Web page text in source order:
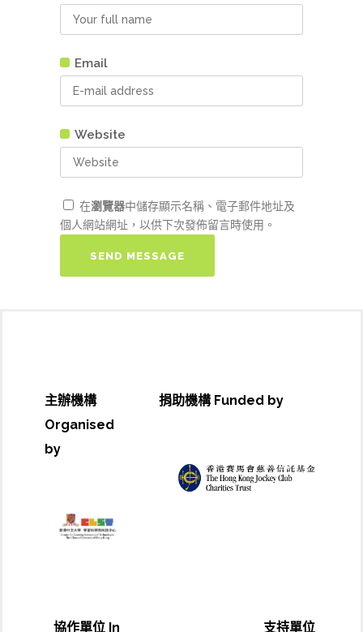
Email
Website
在瀏覽器中儲存顯示名稱、電子郵件地址及
個人網站網址，以供下次發佈留言時使用。
主辦機構
Organised
by
捐助機構 Funded by
協作單位 In 支持單位